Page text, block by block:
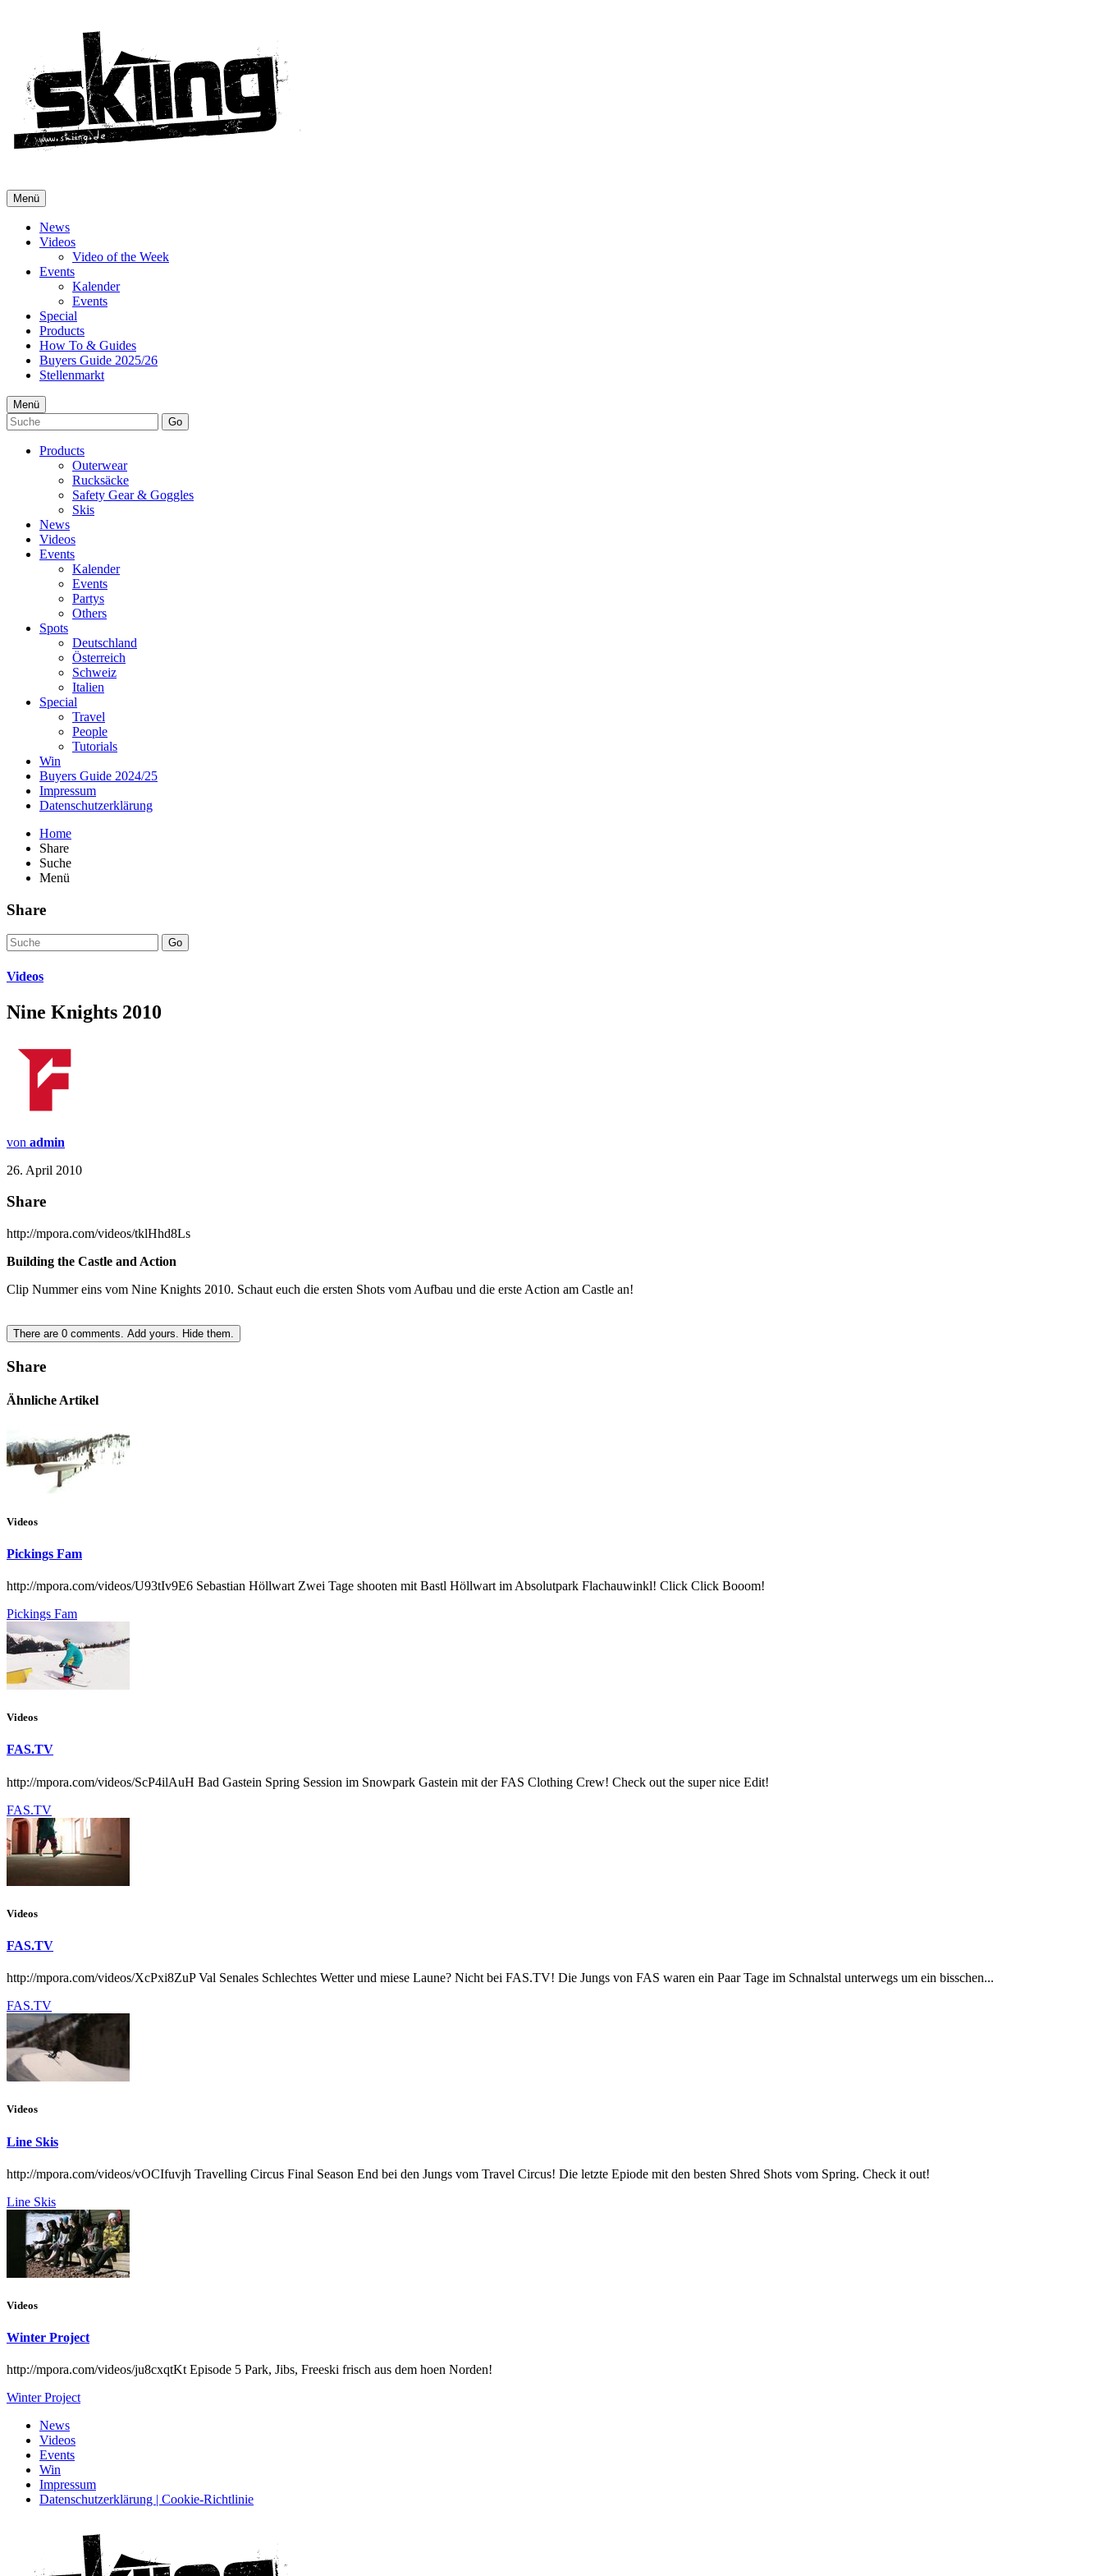
Menü
News
Videos
Video of the Week
Events
Kalender
Events
Special
Products
How To & Guides
Buyers Guide 2025/26
Stellenmarkt
Menü
Go
Products
Outerwear
Rucksäcke
Safety Gear & Goggles
Skis
News
Videos
Events
Kalender
Events
Partys
Others
Spots
Deutschland
Österreich
Schweiz
Italien
Special
Travel
People
Tutorials
Win
Buyers Guide 2024/25
Impressum
Datenschutzerklärung
Home
Share
Suche
Menü
Share
Go
Videos
Nine Knights 2010
von admin
26. April 2010
Share
http://mpora.com/videos/tklHhd8Ls
Building the Castle and Action
Clip Nummer eins vom Nine Knights 2010. Schaut euch die ersten Shots vom Aufbau und die erste Action am Castle an!
There are 0 comments. Add yours. Hide them.
Share
Ähnliche Artikel
Videos
Pickings Fam
http://mpora.com/videos/U93tIv9E6 Sebastian Höllwart Zwei Tage shooten mit Bastl Höllwart im Absolutpark Flachauwinkl! Click Click Booom!
Pickings Fam
Videos
FAS.TV
http://mpora.com/videos/ScP4ilAuH Bad Gastein Spring Session im Snowpark Gastein mit der FAS Clothing Crew! Check out the super nice Edit!
FAS.TV
Videos
FAS.TV
http://mpora.com/videos/XcPxi8ZuP Val Senales Schlechtes Wetter und miese Laune? Nicht bei FAS.TV! Die Jungs von FAS waren ein Paar Tage im Schnalstal unterwegs um ein bisschen...
FAS.TV
Videos
Line Skis
http://mpora.com/videos/vOCIfuvjh Travelling Circus Final Season End bei den Jungs vom Travel Circus! Die letzte Epiode mit den besten Shred Shots vom Spring. Check it out!
Line Skis
Videos
Winter Project
http://mpora.com/videos/ju8cxqtKt Episode 5 Park, Jibs, Freeski frisch aus dem hoen Norden!
Winter Project
News
Videos
Events
Win
Impressum
Datenschutzerklärung | Cookie-Richtlinie